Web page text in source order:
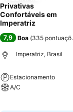
Privativas
Confortáveis em
Imperatriz
7,9 Boa (335
Imperatriz, Brasil
Estacionamento
A/C